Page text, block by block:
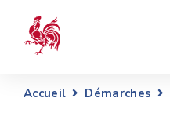
Accueil Démarches